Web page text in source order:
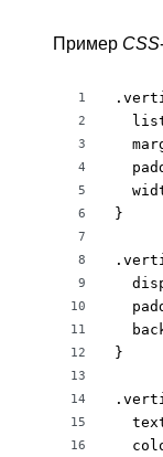
Пример CSS
1
2
3
4
5
6
7
8
9
10
11
12
13
14
15
16
}
}